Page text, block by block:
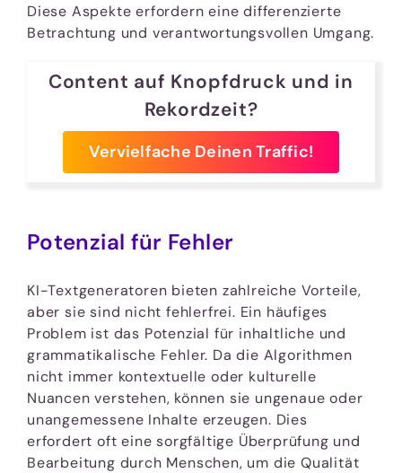
Diese Aspekte erfordern eine differenzierte
Betrachtung und verantwortungsvollen Umgang.
Content auf Knopfdruck und in
Rekordzeit?
Vervielfache Deinen Traffic!
Potenzial für Fehler
KI-Textgeneratoren bieten zahlreiche Vorteile,
aber sie sind nicht fehlerfrei. Ein häufiges
Problem ist das Potenzial für inhaltliche und
grammatikalische Fehler. Da die Algorithmen
nicht immer kontextuelle oder kulturelle
Nuancen verstehen, können sie ungenaue oder
unangemessene Inhalte erzeugen. Dies
erfordert oft eine sorgfältige Überprüfung und
Bearbeitung durch Menschen, um die Qualität